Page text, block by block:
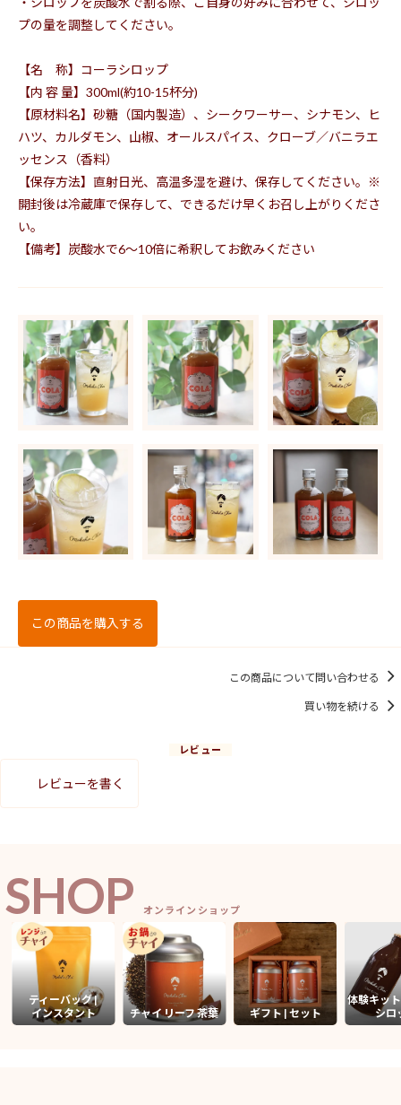
プの量を調整してください。
【名 称】コーラシロップ
【内 容 量】300ml(約10-15杯分)
【原材料名】砂糖（国内製造）、シークワーサー、シナモン、ヒ
ハツ、カルダモン、山椒、オールスパイス、クローブ／バニラエ
ッセンス（香料）
【保存方法】直射日光、高温多湿を避け、保存してください。※
開封後は冷蔵庫で保存して、できるだけ早くお召し上がりくださ
い。
【備考】炭酸水で6～10倍に希釈してお飲みください
この商品を購入する
この商品について問い合わせる
買い物を続ける
レビュー
レビューを書く
SHOP オンラインショップ
ティーバッグ |
インスタント
チャイ リーフ 茶葉 ギフト | セット
体験キッ
シロ